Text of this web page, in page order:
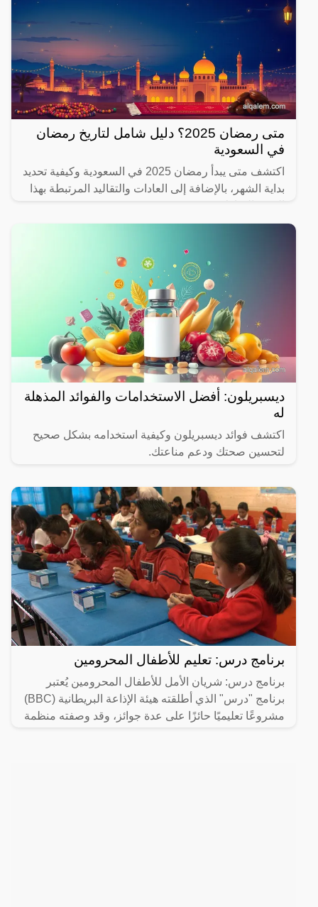
متى رمضان 2025؟ دليل شامل لتاريخ رمضان
في السعودية
اكتشف متى يبدأ رمضان 2025 في السعودية وكيفية تحديد
بداية الشهر، بالإضافة إلى العادات والتقاليد المرتبطة بهذا
ديسبريلون: أفضل الاستخدامات والفوائد المذهلة
له
اكتشف فوائد ديسبريلون وكيفية استخدامه بشكل صحيح
لتحسين صحتك ودعم مناعتك.
برنامج درس: تعليم للأطفال المحرومين
برنامج درس: شريان الأمل للأطفال المحرومين يُعتبر
برنامج "درس" الذي أطلقته هيئة الإذاعة البريطانية (BBC)
مشروعًا تعليميًا حائزًا على عدة جوائز، وقد وصفته منظمة